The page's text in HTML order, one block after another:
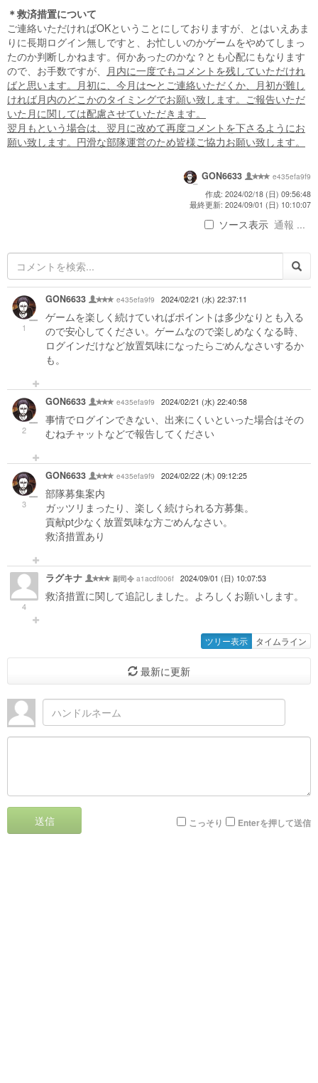
＊救済措置について
ご連絡いただければOKということにしておりますが、とはいえあま
りに長期ログイン無しですと、お忙しいのかゲームをやめてしまっ
たのか判断しかねます。何かあったのかな？とも心配にもなります
ので、お手数ですが、 月内に一度でもコメントを残していただけれ
ばと思います。月初に、今月は〜とご連絡いただくか、月初が難し
ければ月内のどこかのタイミングでお願い致します。ご報告いただ
いた月に関しては配慮させていただきます。
翌月もという場合は、翌月に改めて再度コメントを下さるようにお
願い致します。円滑な部隊運営のため皆様ご協力お願い致します。
GON6633
e435efa9f9
作成: 2024/02/18 (日) 09:56:48
最終更新: 2024/09/01 (日) 10:10:07
ソース表示 通報 ...
1
GON6633 e435efa9f9 2024/02/21 (水) 22:37:11
ゲームを楽しく続けていればポイントは多少なりとも入る
ので安心してください。ゲームなので楽しめなくなる時、
ログインだけなど放置気味になったらごめんなさいするか
も。
2
GON6633 e435efa9f9 2024/02/21 (水) 22:40:58
事情でログインできない、出来にくいといった場合はその
むねチャットなどで報告してください
3
GON6633 e435efa9f9 2024/02/22 (木) 09:12:25
部隊募集案内
ガッツリまったり、楽しく続けられる方募集。
貢献pt少なく放置気味な方ごめんなさい。
救済措置あり
4
ラグキナ 副司令 a1acdf006f 2024/09/01 (日) 10:07:53
救済措置に関して追記しました。よろしくお願いします。
ツリー表示 タイムライン
最新に更新
送信 こっそり Enterを押して送信